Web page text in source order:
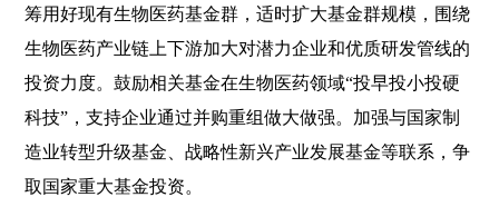
筹用好现有生物医药基金群，适时扩大基金群规模，围绕
生物医药产业链上下游加大对潜力企业和优质研发管线的
投资力度。鼓励相关基金在生物医药领域“投早投小投硬
科技”，支持企业通过并购重组做大做强。加强与国家制
造业转型升级基金、战略性新兴产业发展基金等联系，争
取国家重大基金投资。